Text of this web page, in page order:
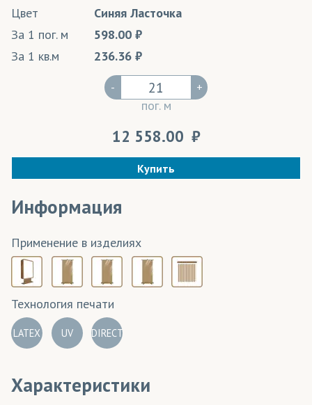
Цвет
Синяя Ласточка
За 1 пог. м
598.00
За 1 кв.м
236.36
-
пог. м
+
12 558.00
Купить
Информация
Применение в изделиях
Технология печати
LATEX UV DIRECT
Характеристики